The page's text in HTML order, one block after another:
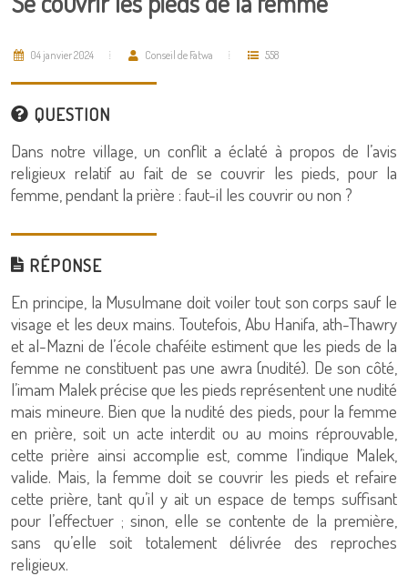
04 janvier 2024 Conseil de Fatwa 558
QUESTION
Dans notre village, un conflit a éclaté à propos de l’avis
religieux relatif au fait de se couvrir les pieds, pour la
femme, pendant la prière : faut-il les couvrir ou non ?
RÉPONSE
En principe, la Musulmane doit voiler tout son corps sauf le
visage et les deux mains. Toutefois, Abu Hanifa, ath-Thawry
et al-Mazni de l’école chaféite estiment que les pieds de la
femme ne constituent pas une awra (nudité). De son côté,
l’imam Malek précise que les pieds représentent une nudité
mais mineure. Bien que la nudité des pieds, pour la femme
en prière, soit un acte interdit ou au moins réprouvable,
cette prière ainsi accomplie est, comme l’indique Malek,
valide. Mais, la femme doit se couvrir les pieds et refaire
cette prière, tant qu’il y ait un espace de temps suffisant
pour l’effectuer ; sinon, elle se contente de la première,
sans qu’elle soit totalement délivrée des reproches
religieux.